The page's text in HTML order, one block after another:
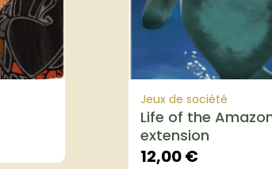
Jeux de société
Life of the
extension
12,00€